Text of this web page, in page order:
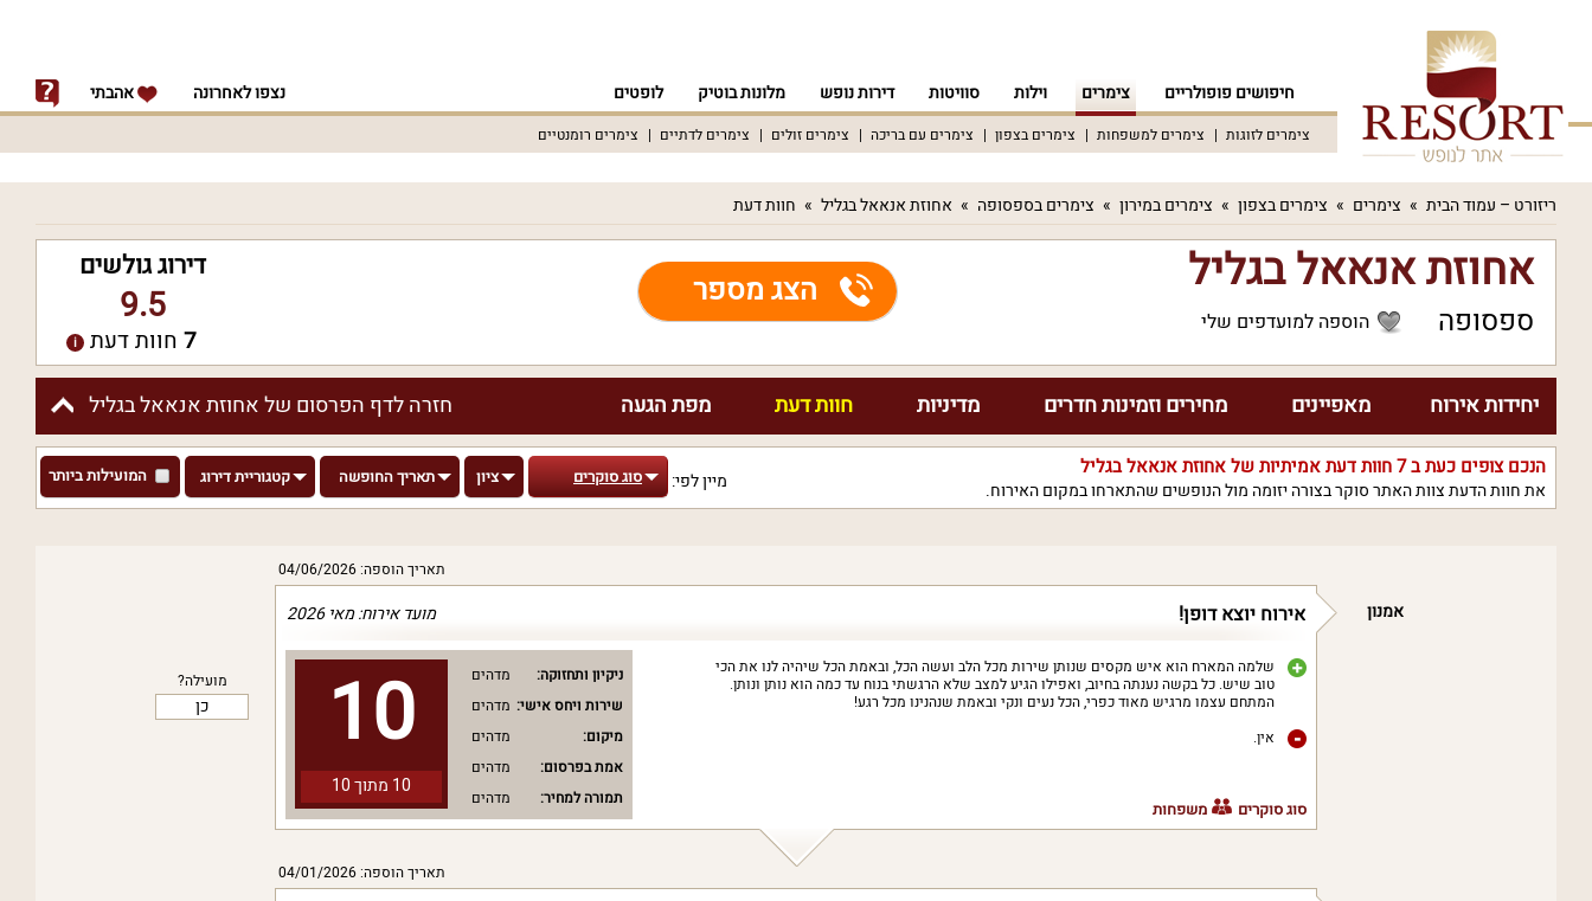
חיפושים פופולריים צימרים וילות סוויטות דירות נופש מלונות בוטיק לופטים נצפו לאחרונה אהבתי
צימרים לזוגות צימרים למשפחות צימרים בצפון צימרים עם בריכה צימרים זולים צימרים לדתיים צימרים רומנטיים
ריזורט – עמוד הבית צימרים צימרים בצפון צימרים במירון צימרים בספסופה אחוזת אנאאל בגליל חוות דעת
אחוזת אנאאל בגליל
ספסופה הוספה למועדפים שלי
הצג מספר
דירוג גולשים
9.5
7 חוות דעת
חזרה לדף הפרסום של אחוזת אנאאל בגליל יחידות אירוח מאפיינים מחירים וזמינות חדרים מדיניות חוות דעת מפת הגעה
הנכם צופים כעת ב7חוות דעת אמיתיות של אחוזת אנאאל בגליל
את חוות הדעת צוות האתר סוקר בצורה יזומה מול הנופשים שהתארחו במקום האירוח. מיין לפי: סוג סוקרים ציון תאריך החופשה קטגוריית דירוג המועילות ביותר
תאריך הוספה: 04/06/2026
מועילה?
כן
מועד אירוח: מאי 2026 אירוח יוצא דופן! אמנון
10
10 מתוך 10
ניקיון ותחזוקה:
מדהים
שירות ויחס אישי: מדהים
מיקום:
מדהים
אמת בפרסום:
מדהים
תמורה למחיר:
מדהים
שלמה המארח הוא איש מקסים שנותן שירות מכל הלב ועשה הכל, ובאמת הכל שיהיה לנו את הכי
טוב שיש. כל בקשה נענתה בחיוב, ואפילו הגיע למצב שלא הרגשתי בנוח עד כמה הוא נותן ונותן.
המתחם עצמו מרגיש מאוד כפרי, הכל נעים ונקי ובאמת שנהנינו מכל רגע!
אין.
סוג סוקרים משפחות
תאריך הוספה: 04/01/2026